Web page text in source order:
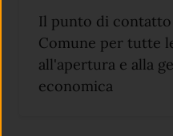
Il punto di
Comune per tutte
all'apertura e alla
economica